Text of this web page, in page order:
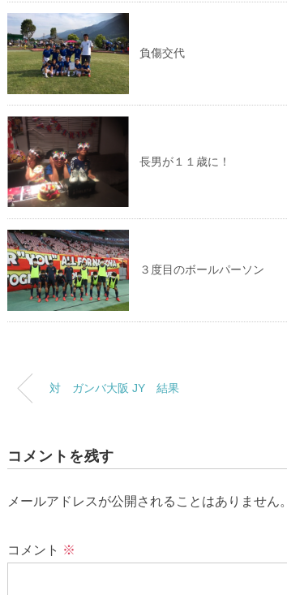
負傷交代
長男が１１歳に！
３度目のボールパーソン
対 ガンバ大阪 JY 結果
コメントを残す
メールアドレスが公開されることはありません。
コメント ※